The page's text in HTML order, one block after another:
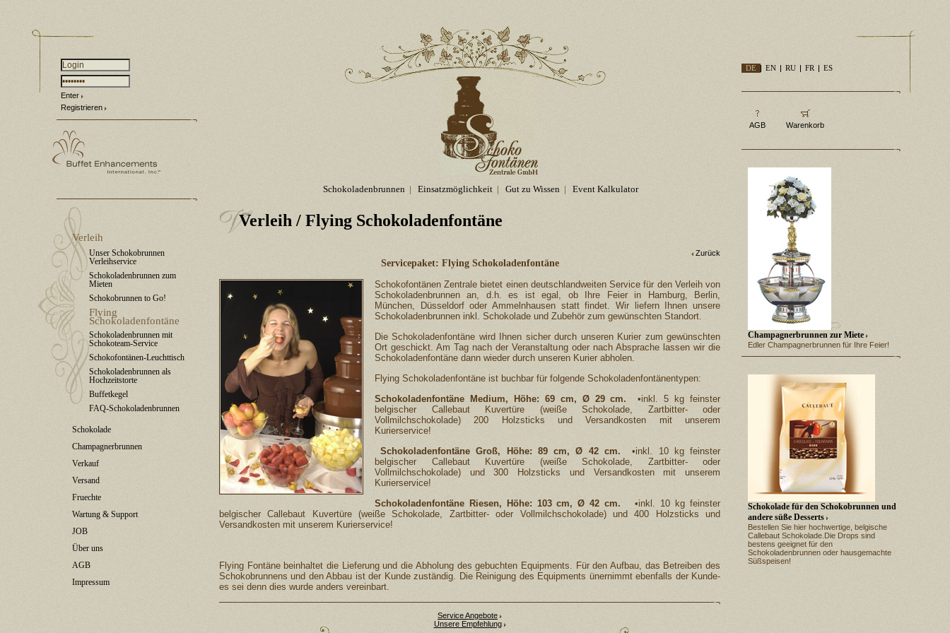
Enter
Registrieren
Verleih
Unser Schokobrunnen
Verleihservice
Schokoladenbrunnen zum
Mieten
Schokobrunnen to Go!
Flying
Schokoladenfontäne
Schokoladenbrunnen mit
Schokoteam-Service
Schokofontänen-Leuchttisch
Schokoladenbrunnen als
Hochzeitstorte
Buffetkegel
FAQ-Schokoladenbrunnen
Schokolade
Champagnerbrunnen
Verkauf
Versand
Fruechte
Wartung & Support
JOB
Über uns
AGB
Impressum
Schokoladenbrunnen | Einsatzmöglichkeit| Gut zu Wissen| Event Kalkulator
Verleih / Flying Schokoladenfontäne
Zurück
Servicepaket: Flying Schokoladenfontäne
Schokofontänen Zentrale bietet einen deutschlandweiten Service für den Verleih von
Schokoladenbrunnen an, d.h. es ist egal, ob Ihre Feier in Hamburg, Berlin,
München, Düsseldorf oder Ammelnhausen statt findet. Wir liefern Ihnen unsere
Schokoladenbrunnen inkl. Schokolade und Zubehör zum gewünschten Standort.
Die Schokoladenfontäne wird Ihnen sicher durch unseren Kurier zum gewünschten
Ort geschickt. Am Tag nach der Veranstaltung oder nach Absprache lassen wir die
Schokoladenfontäne dann wieder durch unseren Kurier abholen.
Flying Schokoladenfontäne ist buchbar für folgende Schokoladenfontänentypen:
Schokoladenfontäne Medium, Höhe: 69 cm, Ø 29 cm.•inkl. 5 kg feinster
belgischer Callebaut Kuvertüre (weiße Schokolade, Zartbitter- oder
Vollmilchschokolade) 200 Holzsticks und Versandkosten mit unserem
Kurierservice!
Schokoladenfontäne Groß, Höhe: 89 cm, Ø 42 cm.•inkl. 10 kg feinster
belgischer Callebaut Kuvertüre (weiße Schokolade, Zartbitter- oder
Vollmilchschokolade) und 300 Holzsticks und Versandkosten mit unserem
Kurierservice!
Schokoladenfontäne Riesen, Höhe: 103 cm, Ø 42 cm.•inkl. 10 kg feinster
belgischer Callebaut Kuvertüre (weiße Schokolade, Zartbitter- oder Vollmilchschokolade) und 400 Holzsticks und
Versandkosten mit unserem Kurierservice!
Flying Fontäne beinhaltet die Lieferung und die Abholung des gebuchten Equipments. Für den Aufbau, das Betreiben des
Schokobrunnens und den Abbau ist der Kunde zuständig. Die Reinigung des Equipments ünernimmt ebenfalls der Kunde-
es sei denn dies wurde anders vereinbart.
Service Angebote
Unsere Empfehlung
DE EN RU FR ES
AGB Warenkorb
Champagnerbrunnen zur Miete
Edler Champagnerbrunnen für Ihre Feier!
Schokolade für den Schokobrunnen und
andere süße Desserts
Bestellen Sie hier hochwertige, belgische
Callebaut Schokolade.Die Drops sind
bestens geeignet für den
Schokoladenbrunnen oder hausgemachte
Süßspeisen!